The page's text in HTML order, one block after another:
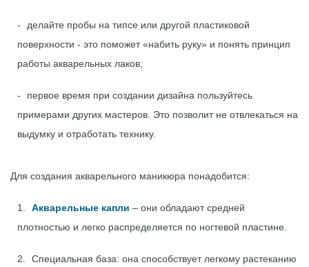
делайте пробы на типсе или другой пластиковой
поверхности - это поможет «набить руку» и понять принцип
работы акварельных лаков;
первое время при создании дизайна пользуйтесь
примерами других мастеров. Это позволит не отвлекаться на
выдумку и отработать технику.
Для создания акварельного маникюра понадобится:
Акварельные капли – они обладают средней
плотностью и легко распределяется по ногтевой пластине.
Специальная база: она способствует легкому растеканию